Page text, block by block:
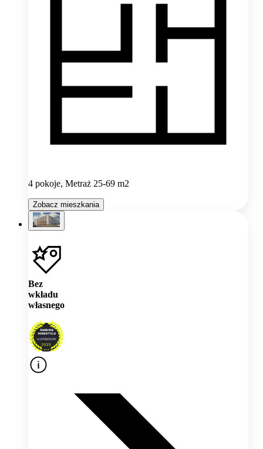
4 pokoje, Metraż 25-69 m2
Zobacz mieszkania
Bez
wkładu
własnego